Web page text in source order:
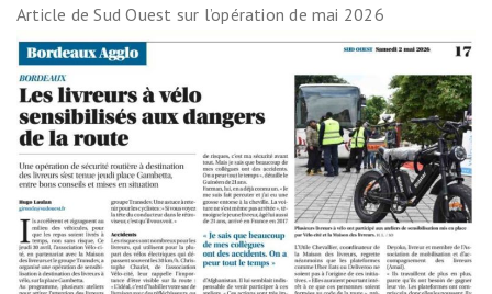
Article de Sud Ouest sur l’opération de mai 2026